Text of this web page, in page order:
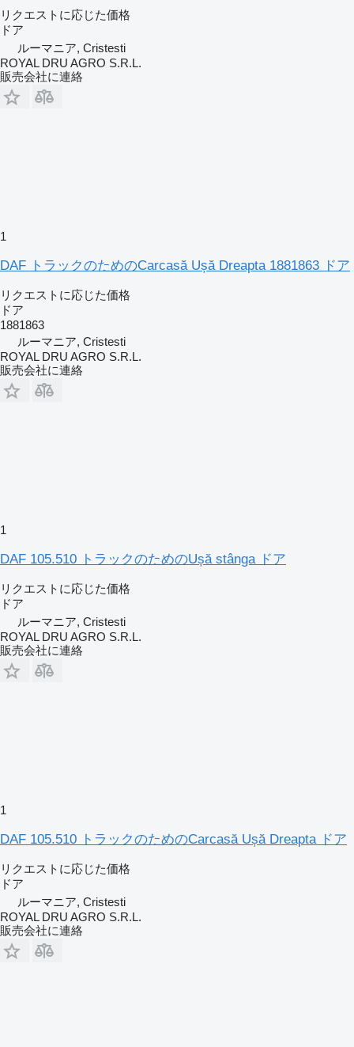
リクエストに応じた価格
ドア
ルーマニア, Cristesti
ROYAL DRU AGRO S.R.L.
販売会社に連絡
1
DAF トラックのためのCarcasă Ușă Dreapta 1881863 ドア
リクエストに応じた価格
ドア
1881863
ルーマニア, Cristesti
ROYAL DRU AGRO S.R.L.
販売会社に連絡
1
DAF 105.510 トラックのためのUșă stânga ドア
リクエストに応じた価格
ドア
ルーマニア, Cristesti
ROYAL DRU AGRO S.R.L.
販売会社に連絡
1
DAF 105.510 トラックのためのCarcasă Ușă Dreapta ドア
リクエストに応じた価格
ドア
ルーマニア, Cristesti
ROYAL DRU AGRO S.R.L.
販売会社に連絡